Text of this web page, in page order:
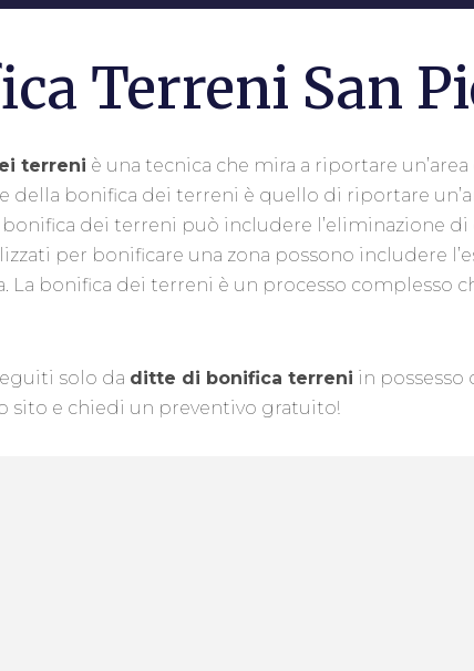
Terreni San
terreni è una tecnica che mira a riportare
della bonifica dei terreni è quello di riportare
dei terreni può includere l’eliminazione
per bonificare una zona possono includere
La bonifica dei terreni è un processo
solo da ditte di bonifica terreni in
sito e chiedi un preventivo gratuito!